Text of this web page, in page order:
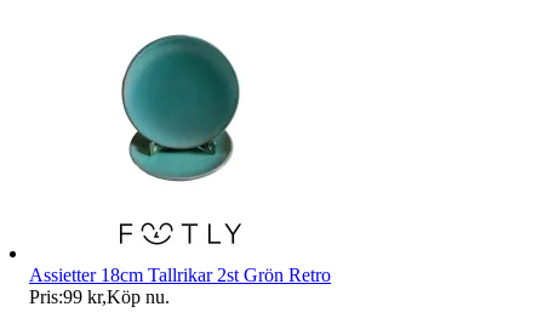
Assietter 18cm Tallrikar 2st Grön Retro
Pris:99 kr,Köp nu.